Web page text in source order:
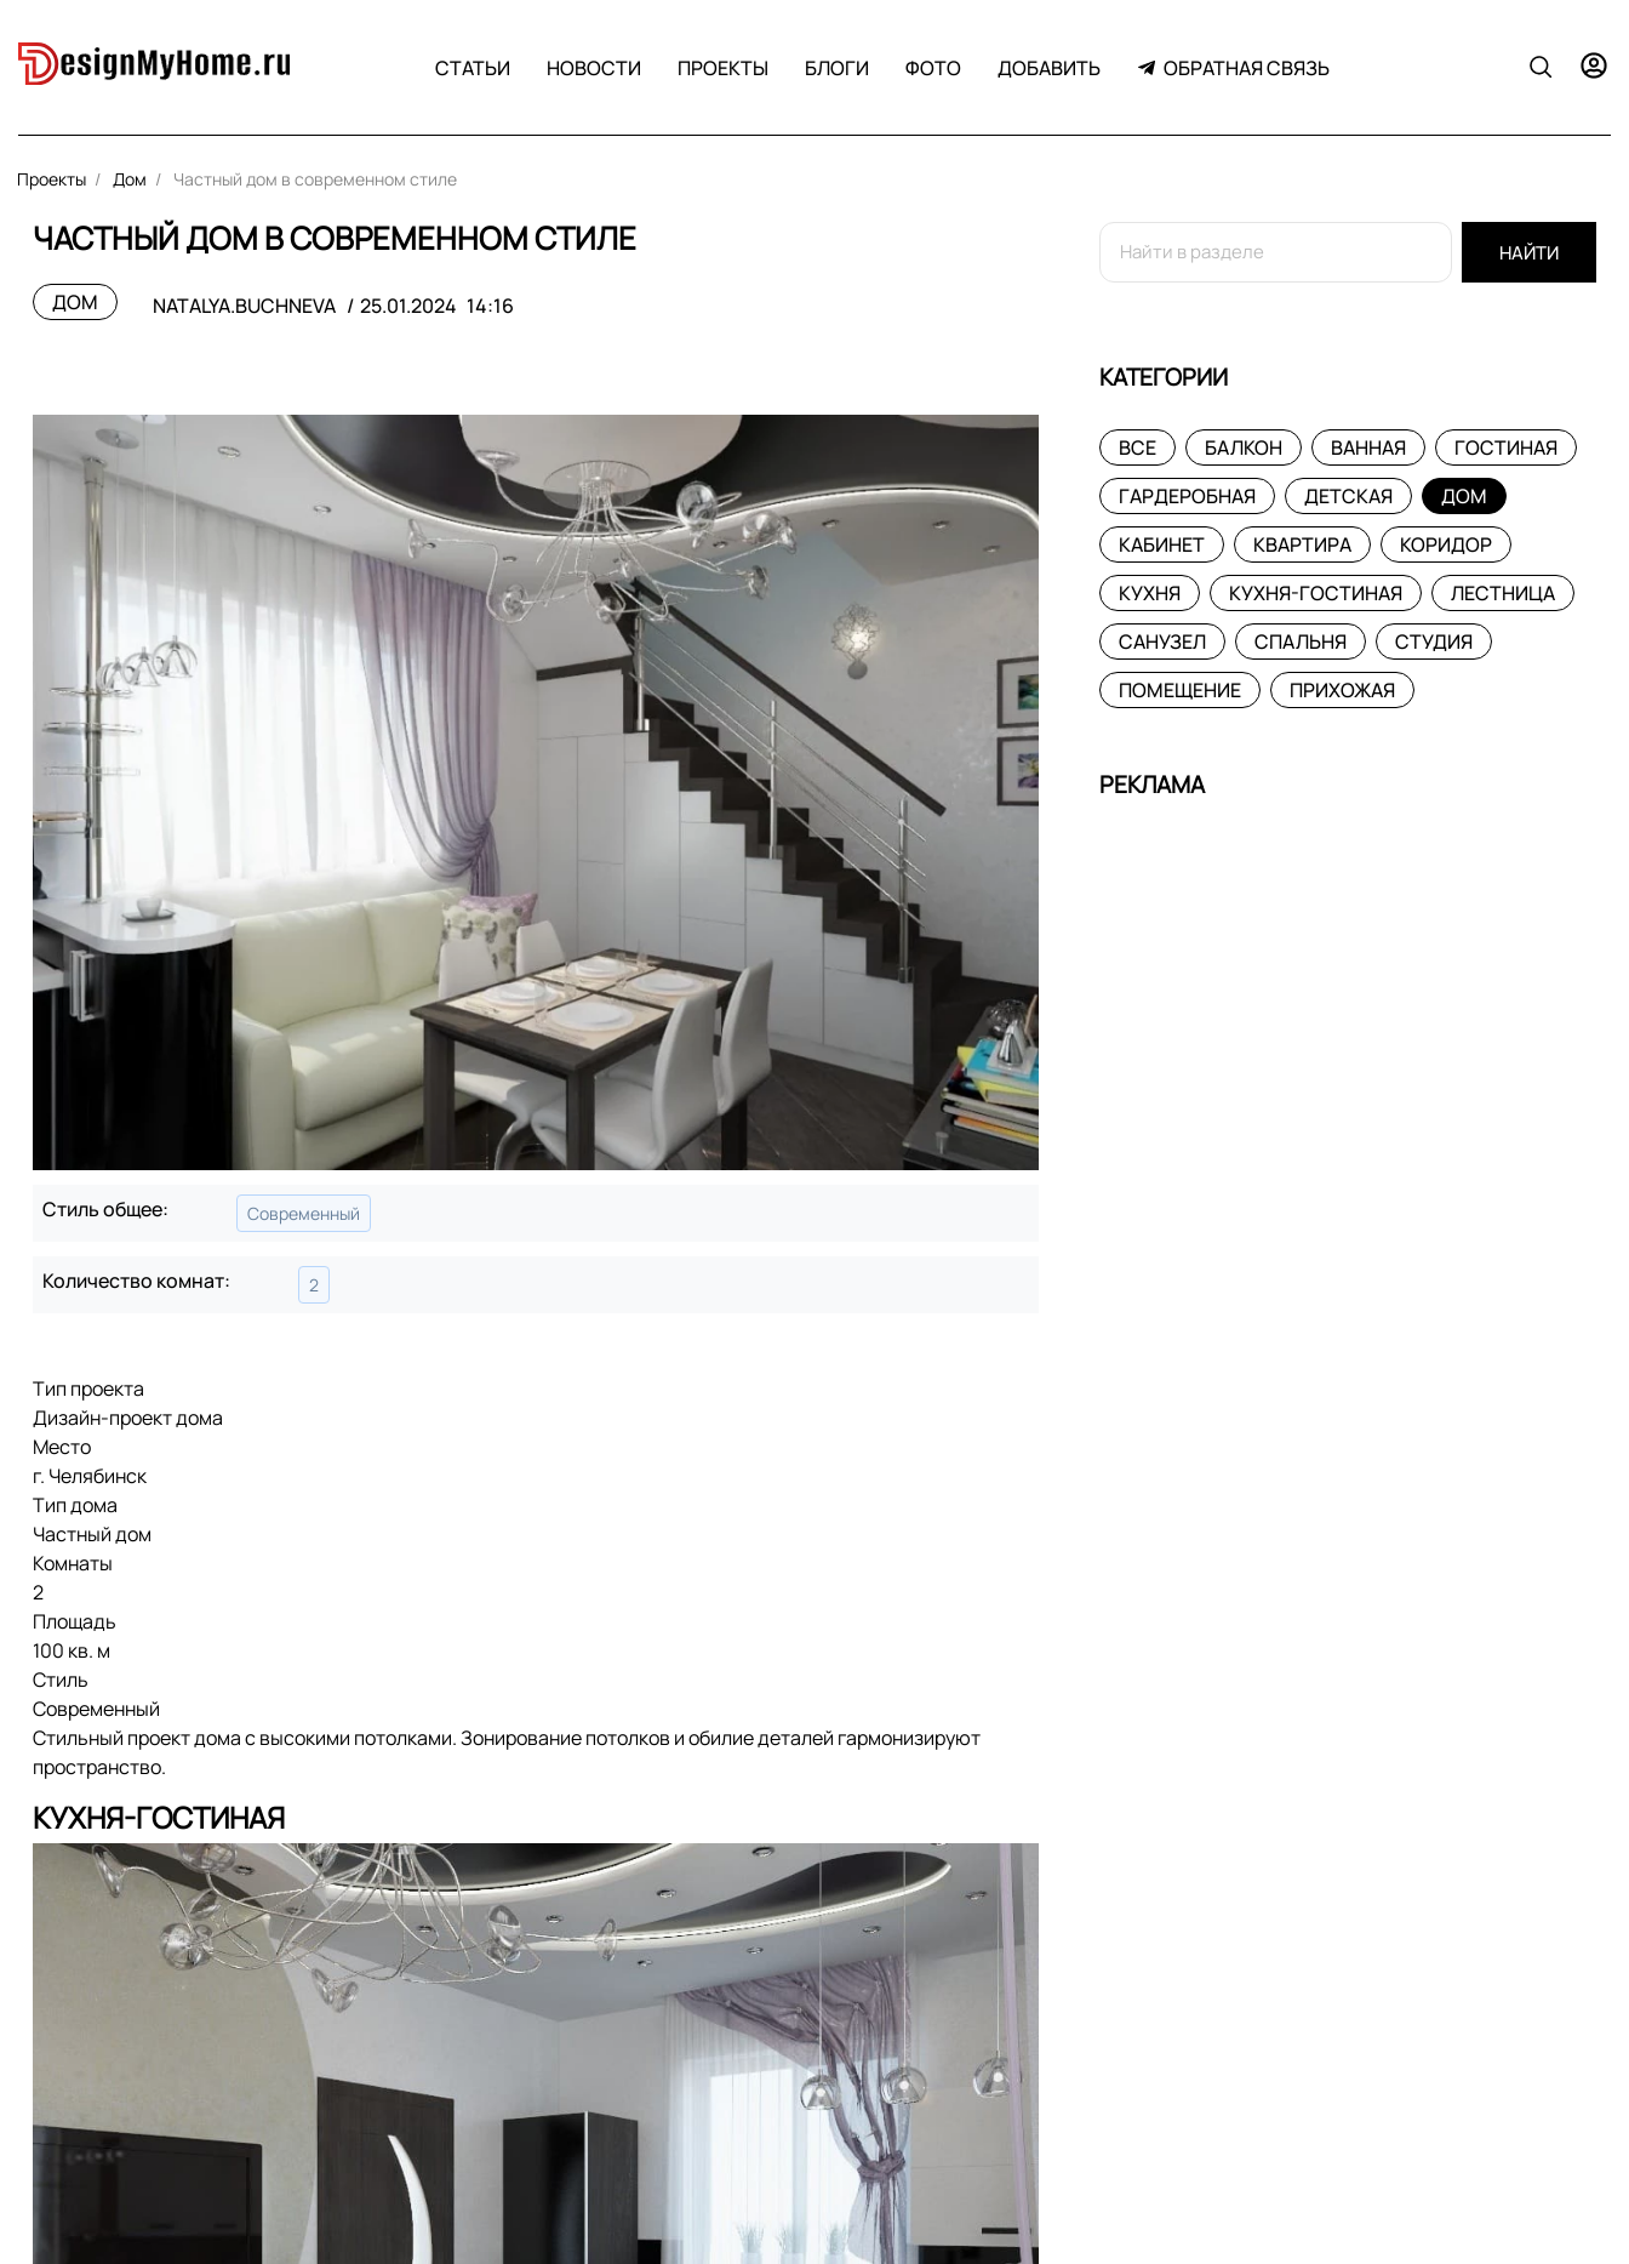
СТАТЬИ НОВОСТИ ПРОЕКТЫ БЛОГИ ФОТО ДОБАВИТЬ ОБРАТНАЯ СВЯЗЬ
Проекты Дом Частный дом в современном стиле
ЧАСТНЫЙ ДОМ В СОВРЕМЕННОМ СТИЛЕ
ДОМ NATALYA.BUCHNEVA 25.01.2024 14:16
Стиль общее: Современный
Количество комнат: 2
Тип проекта
Дизайн-проект дома
Место
г. Челябинск
Тип дома
Частный дом
Комнаты
2
Площадь
100 кв. м
Стиль
Современный
Стильный проект дома с высокими потолками. Зонирование потолков и обилие деталей гармонизируют
пространство.
КУХНЯ-ГОСТИНАЯ
НАЙТИ
КАТЕГОРИИ
ВСЕ БАЛКОН ВАННАЯ
ГОСТИНАЯ
ГАРДЕРОБНАЯ
ДЕТСКАЯ
ДОМ
КАБИНЕТ
КВАРТИРА
КОРИДОР
КУХНЯ
КУХНЯ-ГОСТИНАЯ
ЛЕСТНИЦА
САНУЗЕЛ
СПАЛЬНЯ
СТУДИЯ
ПОМЕЩЕНИЕ
ПРИХОЖАЯ
РЕКЛАМА